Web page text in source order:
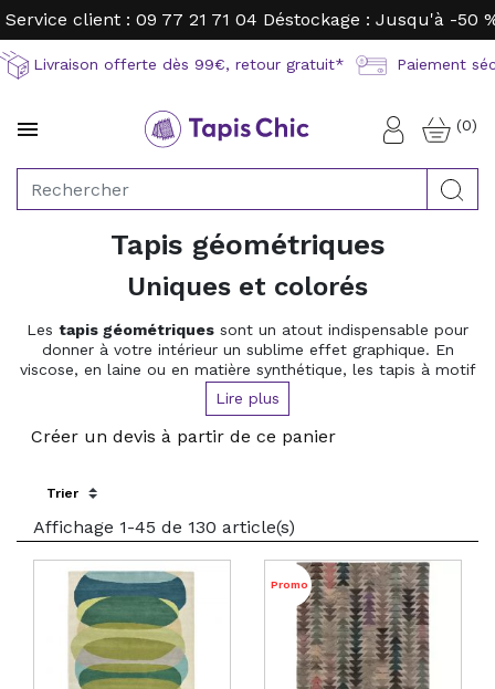
Service client : 09 77 21 71 04 Déstockage : Jusqu'à -50
Livraison offerte dès 99€, retour gratuit* Paiement
 Connexion
(0)
Tapis géométriques
Uniques et colorés
Les tapis géométriques sont un atout indispensable pour
donner à votre intérieur un sublime effet graphique. En
viscose, en laine ou en matière synthétique, les tapis à motif
géométrique sont une valeur sûre pour un salon, un bureau
ou même une salle à manger. Tissé plat ou tufté à la main,
les tapis géométriques apporteront une touche de modernité
à votre décoration.
Lire plus
Créer un devis à partir de ce panier
Sort by:
Affichage 1-45 de 130 article(s)
Promo